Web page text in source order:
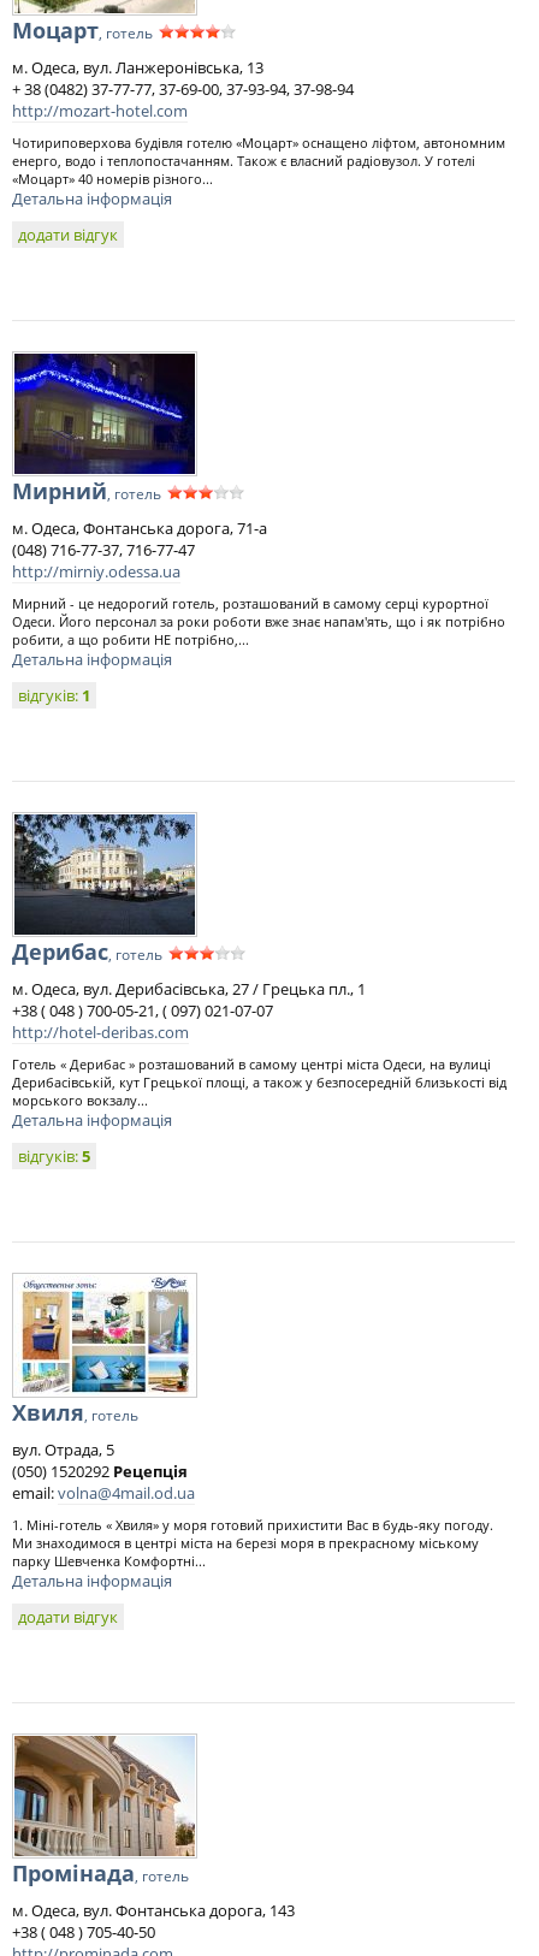
Моцарт, готель
м. Одеса, вул. Ланжеронівська, 13
+ 38 (0482) 37-77-77, 37-69-00, 37-93-94, 37-98-94
http://mozart-hotel.com
Чотириповерхова будівля готелю «Моцарт» оснащено ліфтом, автономним
енерго, водо і теплопостачанням. Також є власний радіовузол. У готелі
«Моцарт» 40 номерів різного...
Детальна інформація
додати відгук
Мирний, готель
м. Одеса, Фонтанська дорога, 71-а
(048) 716-77-37, 716-77-47
http://mirniy.odessa.ua
Мирний - це недорогий готель, розташований в самому серці курортної
Одеси. Його персонал за роки роботи вже знає напам'ять, що і як потрібно
робити, а що робити НЕ потрібно,...
Детальна інформація
відгуків: 1
Дерибас, готель
м. Одеса, вул. Дерибасівська, 27 / Грецька пл., 1
+38 ( 048 ) 700-05-21, ( 097) 021-07-07
http://hotel-deribas.com
Готель « Дерибас » розташований в самому центрі міста Одеси, на вулиці
Дерибасівській, кут Грецької площі, а також у безпосередній близькості від
морського вокзалу...
Детальна інформація
відгуків:5
Хвиля, готель
вул. Отрада, 5
(050) 1520292 Рецепція
email:volna@4mail.od.ua
1. Міні-готель « Хвиля» у моря готовий прихистити Вас в будь-яку погоду.
Ми знаходимося в центрі міста на березі моря в прекрасному міському
парку Шевченка Комфортні...
Детальна інформація
додати відгук
Промінада, готель
м. Одеса, вул. Фонтанська дорога, 143
+38 ( 048 ) 705-40-50